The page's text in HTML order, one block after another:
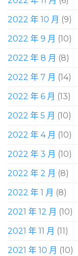
2022 年 10 月 (9)
2022 年 9 月 (10)
2022 年 8 月 (8)
2022 年 7 月 (14)
2022 年 6 月 (13)
2022 年 5 月 (10)
2022 年 4 月 (10)
2022 年 3 月 (10)
2022 年 2 月 (8)
2022 年 1 月 (8)
2021 年 12 月 (10)
2021 年 11 月 (11)
2021 年 10 月 (10)